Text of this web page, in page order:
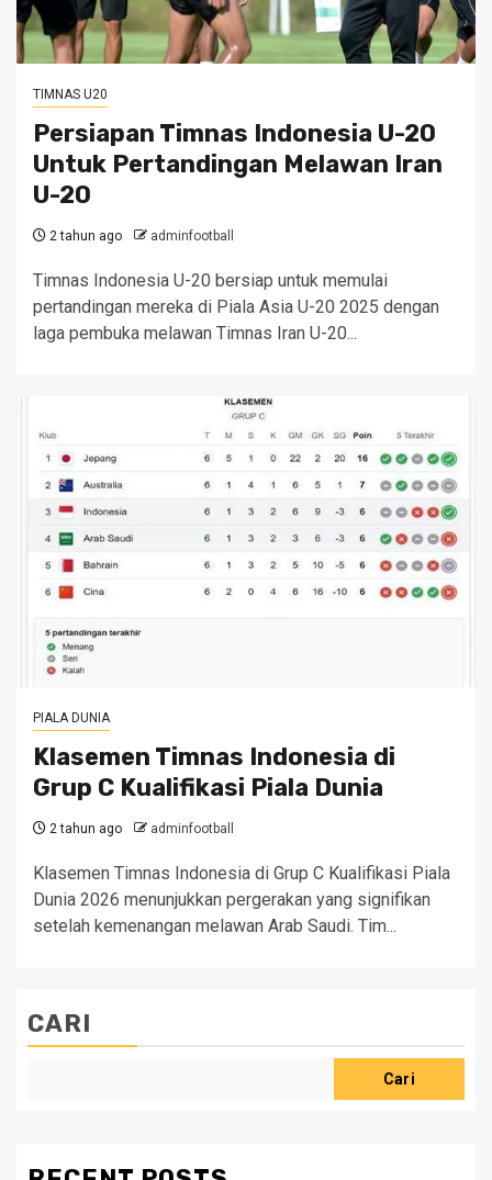
TIMNAS U20
Persiapan Timnas Indonesia U-20
Untuk Pertandingan Melawan Iran
U-20
2 tahun ago adminfootball
Timnas Indonesia U-20 bersiap untuk memulai
pertandingan mereka di Piala Asia U-20 2025 dengan
laga pembuka melawan Timnas Iran U-20...
PIALA DUNIA
Klasemen Timnas Indonesia di
Grup C Kualifikasi Piala Dunia
2 tahun ago adminfootball
Klasemen Timnas Indonesia di Grup C Kualifikasi Piala
Dunia 2026 menunjukkan pergerakan yang signifikan
setelah kemenangan melawan Arab Saudi. Tim...
CARI
Cari